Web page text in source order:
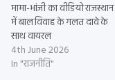
मामा-भांजी का वीडियो राजस्थान
में बाल विवाह के गलत दावे के
साथ वायरल
4th June 2026
In "राजनीति"